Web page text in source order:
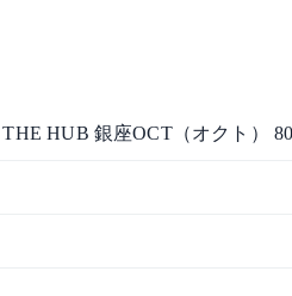
HUB 銀座OCT（オクト）